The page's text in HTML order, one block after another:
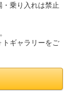
乗り入れは禁止
ギャラリーをご